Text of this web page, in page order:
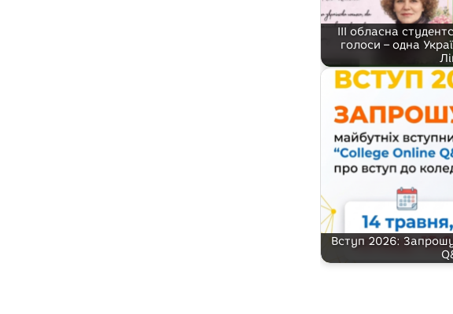
ІІІ обласна
голоси – одна
Вступ 2026: